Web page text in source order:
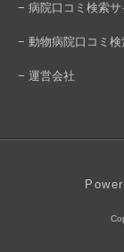
− 病院口コミ検索サ
− 動物病院口コミ検
− 運営会社